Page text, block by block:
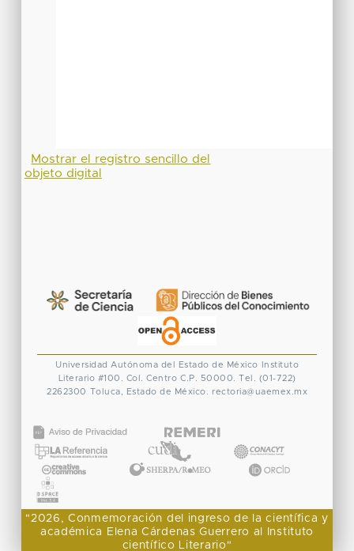
Mostrar el registro sencillo del
objeto digital
Universidad Autónoma del Estado de México
Instituto
Literario #100. Col. Centro C.P. 50000. Tel. (01-722)
2262300
Toluca, Estado de México. rectoria@uaemex.mx
"2026, Conmemoración del ingreso de la científica y
académica Elena Cárdenas Guerrero al Instituto
científico Literario"